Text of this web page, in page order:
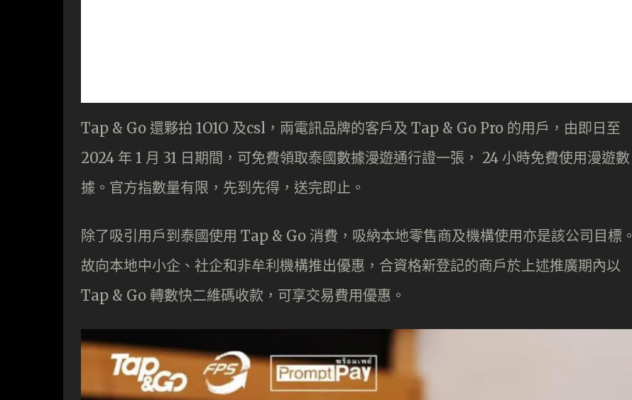
Tap & Go 還夥拍 1O1O 及csl，兩電訊品牌的客戶及 Tap & Go Pro 的用戶，由即日至
2024 年 1 月 31 日期間，可免費領取泰國數據漫遊通行證一張， 24 小時免費使用漫遊數
據。官方指數量有限，先到先得，送完即止。
除了吸引用戶到泰國使用 Tap & Go 消費，吸納本地零售商及機構使用亦是該公司目標。
故向本地中小企、社企和非牟利機構推出優惠，合資格新登記的商戶於上述推廣期內以
Tap & Go 轉數快二維碼收款，可享交易費用優惠。